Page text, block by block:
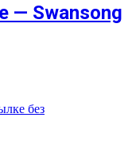
— Swansong